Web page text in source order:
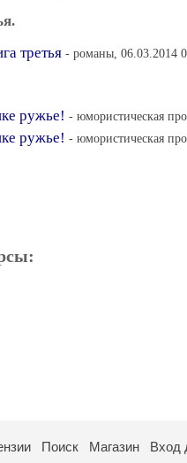
третья - романы, 06.03.2014
ружье! - юмористическая
ружье! - юмористическая
Поиск Магазин Вход